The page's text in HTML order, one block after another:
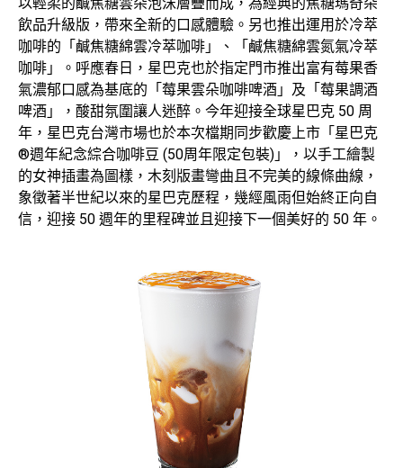
以輕柔的鹹焦糖雲朵泡沫層疊而成，為經典的焦糖瑪奇朵
飲品升級版，帶來全新的口感體驗。另也推出運用於冷萃
咖啡的「鹹焦糖綿雲冷萃咖啡」、「鹹焦糖綿雲氮氣冷萃
咖啡」。呼應春日，星巴克也於指定門市推出富有莓果香
氣濃郁口感為基底的「莓果雲朵咖啡啤酒」及「莓果調酒
啤酒」，酸甜氛圍讓人迷醉。今年迎接全球星巴克 50 周
年，星巴克台灣市場也於本次檔期同步歡慶上市「星巴克
®週年紀念綜合咖啡豆 (50周年限定包裝)」，以手工繪製
的女神插畫為圖樣，木刻版畫彎曲且不完美的線條曲線，
象徵著半世紀以來的星巴克歷程，幾經風雨但始終正向自
信，迎接 50 週年的里程碑並且迎接下一個美好的 50 年。